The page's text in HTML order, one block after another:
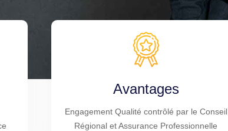
Avantages
Engagement Qualité contrôlé par le Conseil
Régional et Assurance Professionnelle